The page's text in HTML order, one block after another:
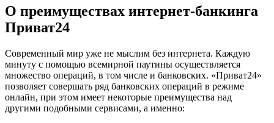
О преимуществах интернет-банкинга
Приват24
Современный мир уже не мыслим без интернета. Каждую
минуту с помощью всемирной паутины осуществляется
множество операций, в том числе и банковских. «Приват24»
позволяет совершать ряд банковских операций в режиме
онлайн, при этом имеет некоторые преимущества над
другими подобными сервисами, а именно: